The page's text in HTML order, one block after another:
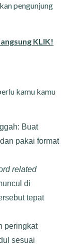
pengunjung
KLIK!
kamu kamu
Buat
pakai format
related
di
tepat
peringkat
sesuai